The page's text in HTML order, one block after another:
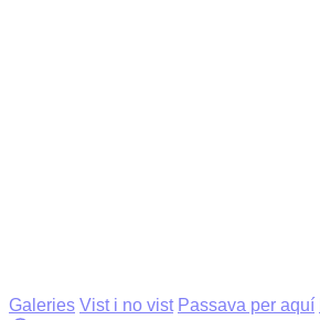
Galeries Vist i no vist Passava per aquí